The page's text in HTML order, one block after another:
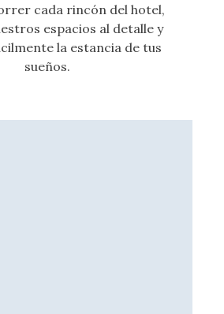
cada rincón del hotel,
espacios al detalle y
la estancia de tus
sueños.